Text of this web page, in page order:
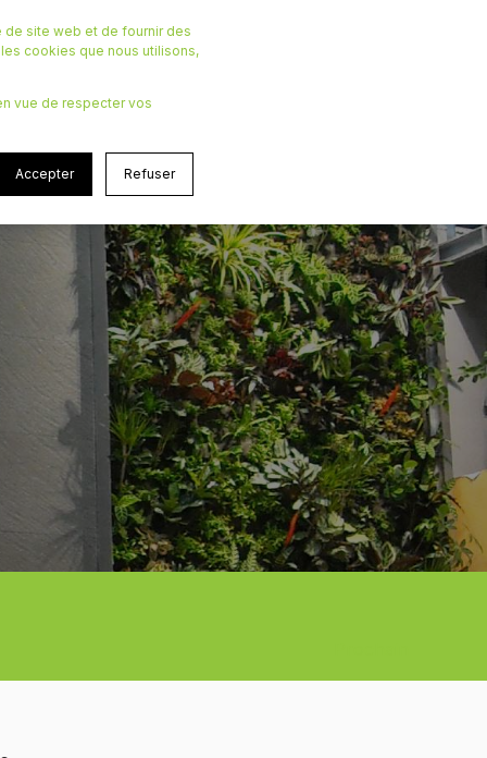
site web et de fournir des
cookies que nous utilisons,
vue de respecter vos
Accepter Refuser
faut-il